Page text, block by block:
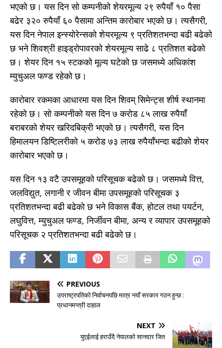
भएको छ। यस दिन सो कम्पनीको शेयरमूल्य २९ रुपैयाँ १० पैसा
बढेर ३२० रुपैयाँ ६० पैसामा अन्तिम कारोबार भएको छ। त्यसैगरी,
यस दिन नेपाल इन्स्योरेन्सको शेयरमूल्य ९ प्रतिशतभन्दा बढी बढेको
छ भने शिवश्री हाइड्रोपावरको शेयरमूल्य साढे ८ प्रतिशत बढेको
छ। शेयर दिन १५ स्टकको मूल्य घटेको छ जसमध्ये अधिकांश
म्युचुअल फण्ड रहेको छ।
कारोबार रकमका आधारमा यस दिन शिवम् सिमेन्ट्स शीर्ष स्थानमा
रहेको छ। सो कम्पनीको यस दिन ७ करोड ८५ लाख रुपैयाँ
बराबरको शेयर खरिदबिक्री भएको छ। त्यसैगरी, यस दिन
हिमालयन डिष्टिलरीको ५ करोड ७३ लाख रुपैयाँभन्दा बढीको शेयर
कारोबार भएको छ।
यस दिन १३ वटै उपसमूहको परिसूचक बढेको छ। जसमध्ये वित्त,
जलविद्युत, लगानी र जीवन बीमा उपसमूहको परिसूचक ३
प्रतिशतभन्दा बढी बढेको छ भने विकास बैंक, होटल तथा पयर्टन,
लघुवित्त, म्युचुअल फण्ड, निर्जीवन बीमा, अन्य र व्यापार उपसमूहको
परिसूचक २ प्रतिशतभन्दा बढी बढेको छ।
PREVIOUS
उपराष्ट्रपतिको निर्वाचनपछि मात्र नयाँ सरकार गठन हुन्छ :
प्रधानमन्त्री दाहाल
NEXT
युएईलाई हराउँदै नेपालको सानदार जित